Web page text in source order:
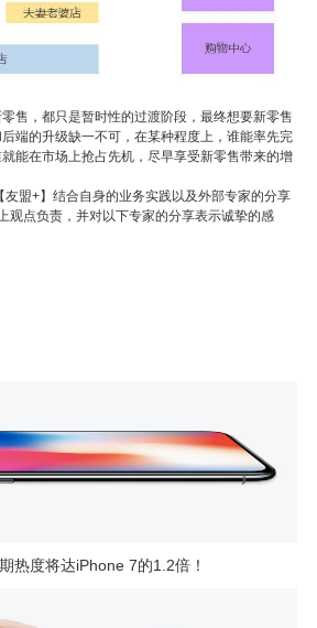
售，都只是暂时性的过渡阶段，最终想要新零售
端的升级缺一不可，在某种程度上，谁能率先完
能在市场上抢占先机，尽早享受新零售带来的增
盟+】结合自身的业务实践以及外部专家的分享
观点负责，并对以下专家的分享表示诚挚的感
热度将达iPhone 7的1.2倍！